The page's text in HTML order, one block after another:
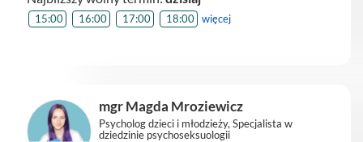
15:00 16:00 17:00 18:00 więcej
mgr Magda Mroziewicz
Psycholog dzieci i młodzieży, Specjalista w
dziedzinie psychoseksuologii